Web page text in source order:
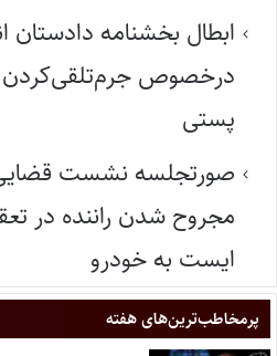
ابطال بخشنامه دادستان
درخصوص جرم‌تلقی‌کردن
پستی
صورتجلسه نشست
مجروح شدن راننده در
ایست به خودرو
پر‌مخاطب‌ترین‌های هفته